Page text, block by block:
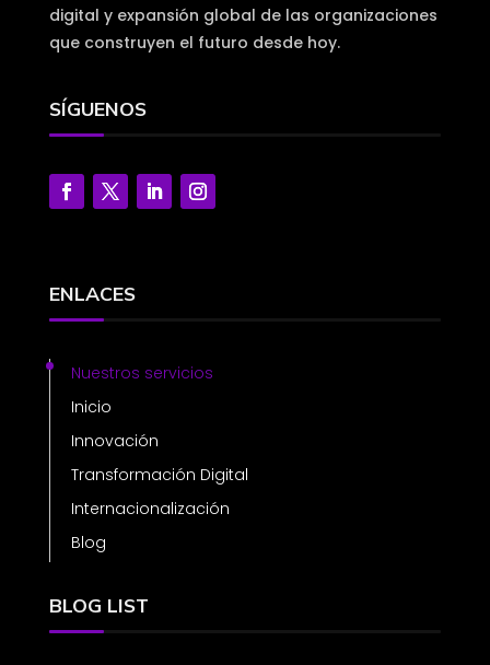
digital y expansión global de las organizaciones
que construyen el futuro desde hoy.
SÍGUENOS
ENLACES
Nuestros servicios
Inicio
Innovación
Transformación Digital
Internacionalización
Blog
BLOG LIST